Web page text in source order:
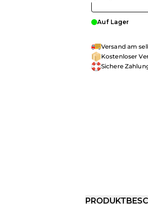
Auf Lager
Versand am
Kostenloser
Sichere